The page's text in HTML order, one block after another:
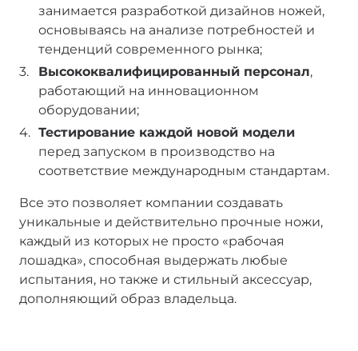
занимается разработкой дизайнов ножей,
основываясь на анализе потребностей и
тенденций современного рынка;
Высококвалифицированный персонал,
работающий на инновационном
оборудовании;
Тестирование каждой новой модели
перед запуском в производство на
соответствие международным стандартам.
Все это позволяет компании создавать
уникальные и действительно прочные ножи,
каждый из которых не просто «рабочая
лошадка», способная выдержать любые
испытания, но также и стильный аксессуар,
дополняющий образ владельца.